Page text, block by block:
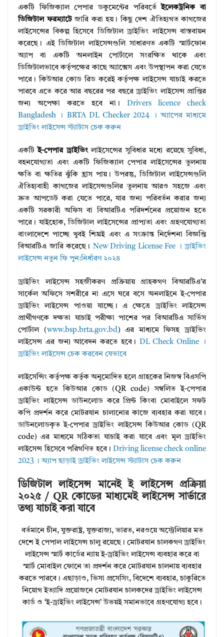
একটি ফিজিক্যাল পেপার ডকুমেন্টের পরিবর্তেইলেকট্রনিক বা
ডিজিটাল ফরম্যাটেজারি করা হয়। কিছু দেশ ঐতিহ্যগত কাগজের
লাইসেন্সের বিকল্প হিসেবে ডিজিটাল ড্রাইভিং লাইসেন্স বাস্তবায়ন
করেছে। এই ডিজিটাল লাইসেন্সগুলি সাধারণত একটি স্মার্টফোন
অ্যাপ বা একটি অনলাইন পোর্টালে সংরক্ষিত থাকে এবং
ডিজিটালভাবে কর্তৃপক্ষের কাছে অ্যাক্সেস এবং উপস্থাপন করা যেতে
পারে। কিউআর কোড রিড করেই কর্তৃপক্ষ লাইসেন্স যাচাই করতে
পারবে এতে করে আর বছরের পর বছরে ড্রাইভিং লাইসেন্স প্রাপ্তির
জন্য অপেক্ষা করতে হবে না। Drivers licence check
Bangladesh । BRTA DL Checker 2024 । অ্যাপের মাধ্যমে
ড্রাইভিং লাইসেন্স স্ট্যাটাস চেক করুন
একটিই-পেপার ড্রাইভিংলাইসেন্সের সুবিধার মধ্যে রয়েছে সুবিধা,
বহনযোগ্যতা এবং একটি ফিজিক্যাল পেপার লাইসেন্সের তুলনায়
ক্ষতি বা ক্ষতির ঝুঁকি হ্রাস পায়। উপরন্তু, ডিজিটাল লাইসেন্সগুলি
ঐতিহ্যবাহী কাগজের লাইসেন্সগুলির তুলনায় আরও সহজে এবং
দ্রুত আপডেট করা যেতে পারে, যার জন্য পরিবর্তন করার জন্য
একটি সরকারী অফিস বা বিআরটিএ পরিদর্শনের প্রয়োজন হতে
পারে। যাইহোক, ডিজিটাল লাইসেন্সের প্রাপ্যতা এবং গ্রহণযোগ্যতা
বাংলাদেশে পাচ্ছে খুবই শিঘ্রই এবং এ সংক্রান্ত নির্দেশনা বিজ্ঞপ্তি
বিআরটিএ জারি করেছে। New Driving License Fee । ড্রাইভিং
লাইসেন্স নতুন ফি পুন:নির্ধারণ ২০২৪
ড্রাইভিং লাইসেন্স সহজীকরণ প্রক্রিয়ায় গ্রাহকগণ বিআরটিএ’র
সার্কেল অফিসে সশরীরে না এসে ঘরে বসে অনলাইনে ই-পেপার
ড্রাইভিং লাইসেন্স পাওয়া যাচ্ছে। এ ক্ষেত্রে ড্রাইভিং লাইসেন্স
প্রার্থীগণকে দক্ষতা যাচাই পরীক্ষা পাশের পর বিআরটিএ সার্ভিস
পোর্টাল (www.bsp.brta.gov.bd) এর মাধ্যমে ফিসহ ড্রাইভিং
লাইসেন্স এর জন্য আবেদন করতে হবে। DL Check Online ।
ড্রাইভিং লাইসেন্স চেক করবেন যেভাবে
লাইসেন্সিং কর্তৃপক্ষ কর্তৃক অনুমোদিত হলে গ্রাহকের নিজস্ব বিএসপি
একাউন্ট হতে কিউআর কোড (QR code) সম্বলিত ই-পেপার
ড্রাইভিং লাইসেন্স ডাউনলোড করে প্রিন্ট কিংবা মোবাইলে সফট
কপি প্রদর্শন করে মোটরযান চালানোর কাজে ব্যবহার করা যাবে।
ডাউনলোডকৃত ই-পেপার ড্রাইভিং লাইসেন্স কিউআর কোড (QR
code) এর মাধ্যমে সঠিকতা যাচাই করা যাবে এবং মূল ড্রাইভিং
লাইসেন্স হিসেবে পরিগণিত হবে।Driving license check online
2023 । অ্যাপ ছাড়াই ড্রাইভিং লাইসেন্স স্ট্যাটাস চেক করুন
ডিজিটাল লাইসেন্স মানেই ই লাইসেন্স প্রক্রিয়া
২০২৫ / QR কোডের মাধ্যমেই লাইসেন্স সার্ভারে
তথ্য যাচাই করা যাবে
বর্তমানে চীন, যুক্তরাষ্ট্র, যুক্তরাজ্য, ভারত, নরওয়ে অস্ট্রেলিয়ার মত
দেশে ই পেপাল লাইসেন্স চালু রয়েছে। মোটরযান চালকগণ ড্রাইভিং
লাইসেন্স স্মার্ট কার্ডের ন্যায় ই-ড্রাইভিং লাইসেন্স ব্যবহার করে বা
স্মার্ট মোবাইল ফোনে তা প্রদর্শন করে মোটরযান চালনায় ব্যবহার
করতে পারবে। এছাড়াও, ভিসা প্রসেসিং, বিদেশে ব্যবহার, চাকুরিতে
নিয়োগ ইত্যাদি প্রয়োজনে মোটরযান চালকদের ড্রাইভিং লাইসেন্স
কার্ড ও ‘ই-ড্রাইভিং লাইসেন্স’ উভয়ই সমানভাবে গ্রহণযোগ্য হবে।